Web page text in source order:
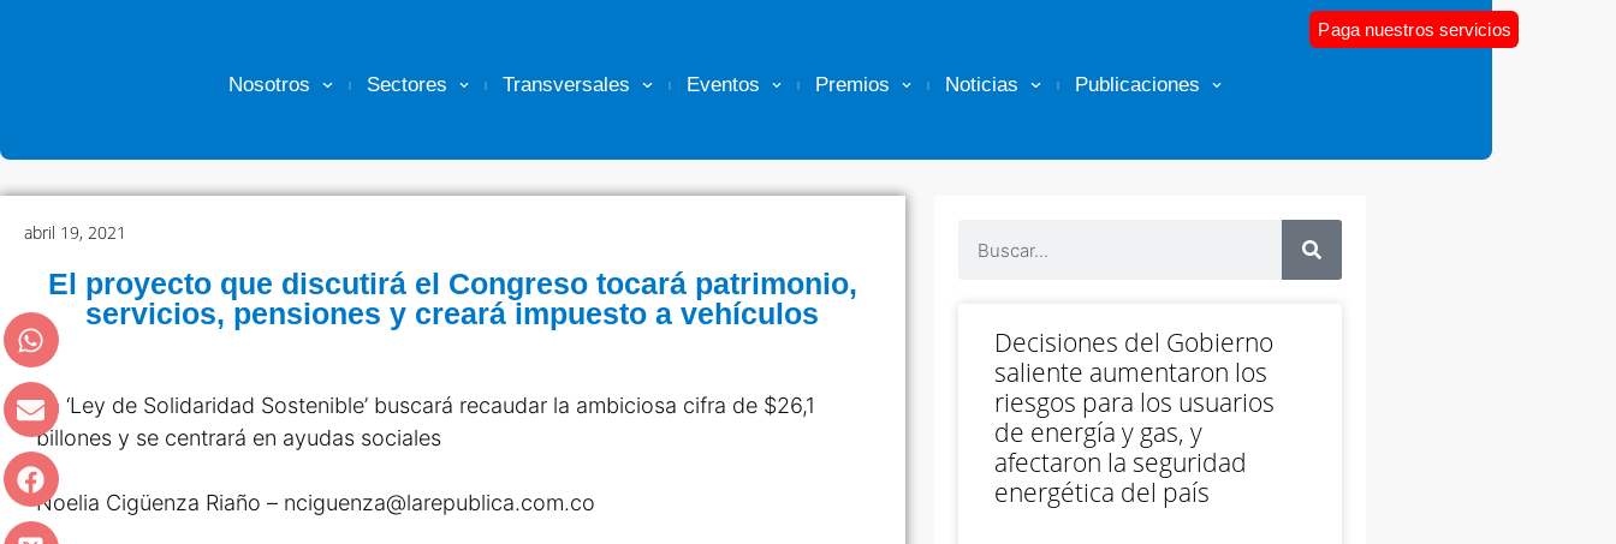
Nosotros Sectores Transversales Eventos Premios Noticias Publicaciones
Paga nuestros servicios
abril 19, 2021
El proyecto que discutirá el Congreso tocará patrimonio,
servicios, pensiones y creará impuesto a vehículos
La ‘Ley de Solidaridad Sostenible’ buscará recaudar la ambiciosa cifra de $26,1
billones y se centrará en ayudas sociales
Noelia Cigüenza Riaño – nciguenza@larepublica.com.co
Decisiones del Gobierno
saliente aumentaron los
riesgos para los usuarios
de energía y gas, y
afectaron la seguridad
energética del país